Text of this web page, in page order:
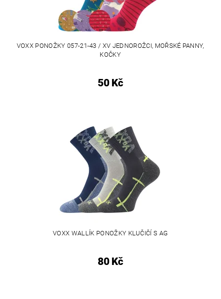
VOXX PONOŽKY 057-21-43 / XV JEDNOROŽCI, MOŘSKÉ PANNY,
KOČKY
50 Kč
VOXX WALLÍK PONOŽKY KLUČIČÍ S AG
80 Kč